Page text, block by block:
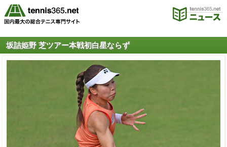
坂詰姫野 芝ツアー本戦初白星ならず